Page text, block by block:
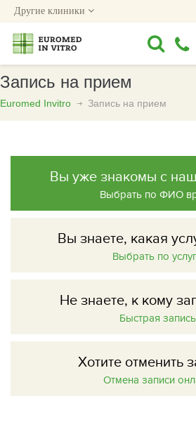
Другие клиники
Запись на прием
Euromed Invitro Запись на прием
Вы уже знакомы с
Выбрать по ФИО
Вы знаете, какая
Выбрать по
Не знаете, к кому
Быстрая запись
Хотите отменить
Отмена записи